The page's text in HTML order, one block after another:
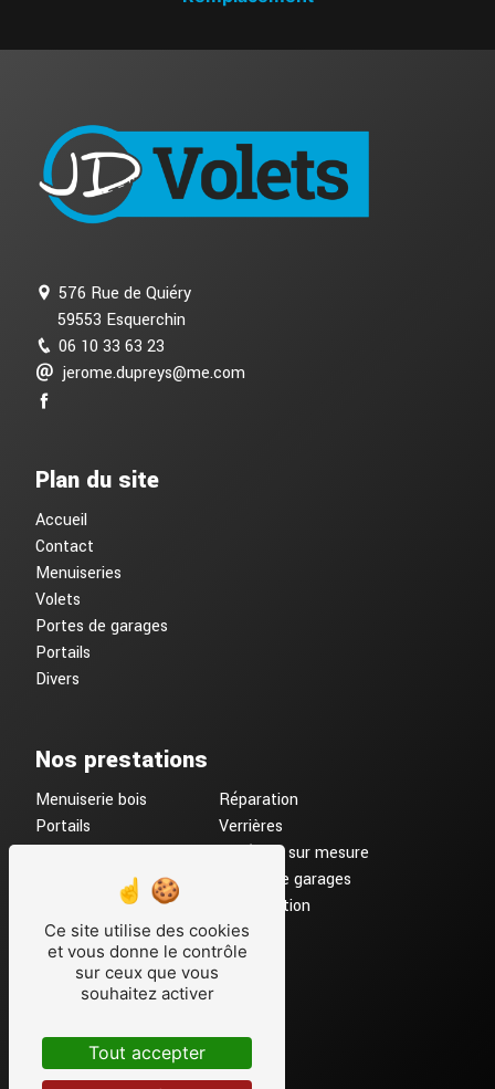
576 Rue de Quiéry
59553 Esquerchin
06 10 33 63 23
jerome.dupreys@me.com
Plan du site
Accueil
Contact
Menuiseries
Volets
Portes de garages
Portails
Divers
Nos prestations
Menuiserie bois
Portails
Porte d'entrée
Volets Roulants
Réparation
Verrières
Fenêtres sur mesure
Portes de garages
Motorisation
Menuiserie ALU
Menuiserie
Remplacement
Ce site utilise des cookies
et vous donne le contrôle
sur ceux que vous
souhaitez activer
Tout accepter